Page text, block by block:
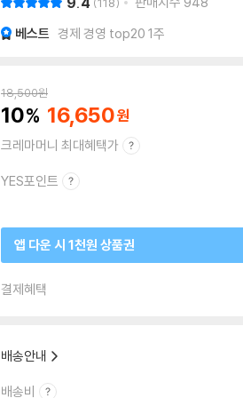
베스트 경제 경영 top20 1주
18,500원
10 16,650
크레마머니 최대혜택가
YES포인트
앱 다운 시 1천원 상품권
결제혜택
배송안내
배송비